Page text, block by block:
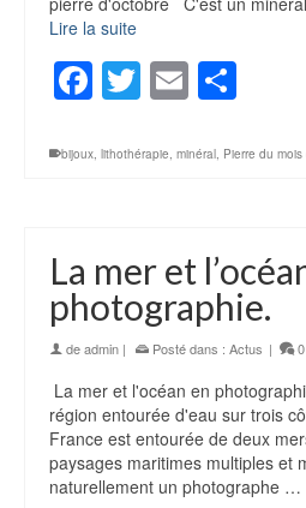
Lire la suite
Facebook
Twitter
Email
bijoux lithothérapie minéral Pierre du
La mer et
photographie.
deadmin | Posté dans : Actus | 0
La mer et l'océan en
région entourée d'eau sur trois
France est entourée de deux
paysages maritimes multiples et
naturellement un photographe …